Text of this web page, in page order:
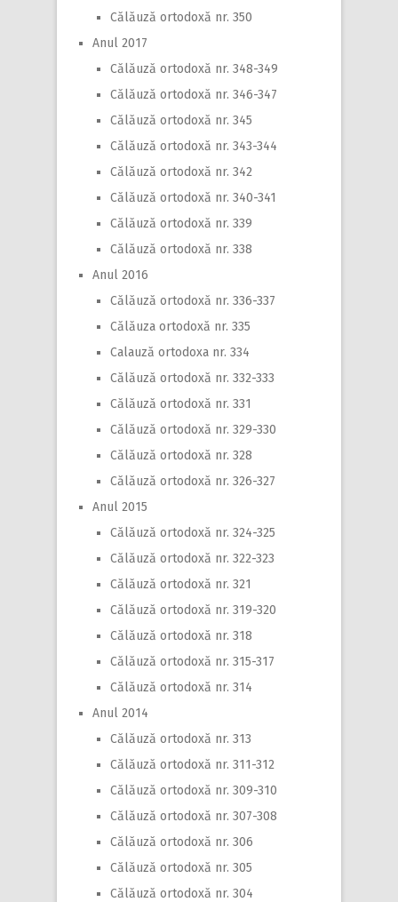
Călăuză ortodoxă nr. 350
Anul 2017
Călăuză ortodoxă nr. 348-349
Călăuză ortodoxă nr. 346-347
Călăuză ortodoxă nr. 345
Călăuză ortodoxă nr. 343-344
Călăuză ortodoxă nr. 342
Călăuză ortodoxă nr. 340-341
Călăuză ortodoxă nr. 339
Călăuză ortodoxă nr. 338
Anul 2016
Călăuză ortodoxă nr. 336-337
Călăuza ortodoxă nr. 335
Calauză ortodoxa nr. 334
Călăuză ortodoxă nr. 332-333
Călăuză ortodoxă nr. 331
Călăuză ortodoxă nr. 329-330
Călăuză ortodoxă nr. 328
Călăuză ortodoxă nr. 326-327
Anul 2015
Călăuză ortodoxă nr. 324-325
Călăuză ortodoxă nr. 322-323
Călăuză ortodoxă nr. 321
Călăuză ortodoxă nr. 319-320
Călăuză ortodoxă nr. 318
Călăuză ortodoxă nr. 315-317
Călăuză ortodoxă nr. 314
Anul 2014
Călăuză ortodoxă nr. 313
Călăuză ortodoxă nr. 311-312
Călăuză ortodoxă nr. 309-310
Călăuză ortodoxă nr. 307-308
Călăuză ortodoxă nr. 306
Călăuză ortodoxă nr. 305
Călăuză ortodoxă nr. 304